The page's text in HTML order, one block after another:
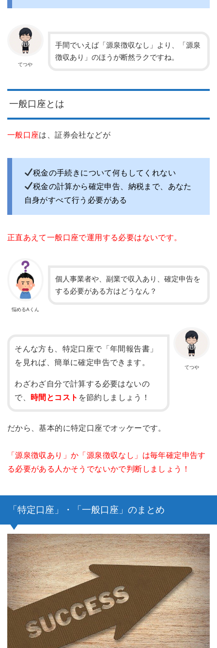
てつや
手間でいえば「源泉徴収なし」より、「源泉
徴収あり」のほうが断然ラクですね。
一般口座とは
一般口座は、証券会社などが
税金の手続きについて何もしてくれない
税金の計算から確定申告、納税まで、あなた
自身がすべて行う必要がある
正直あえて一般口座で運用する必要はないです。
悩めるAくん
個人事業者や、副業で収入あり、確定申告を
する必要がある方はどうなん？
てつや
そんな方も、特定口座で「年間報告書」
を見れば、簡単に確定申告できます。
わざわざ自分で計算する必要はないの
で、
時間とコスト を節約しましょう！
だから、基本的に特定口座でオッケーです。
「源泉徴収あり」か「源泉徴収なし」は毎年確定申告す
る必要がある人かそうでないかで判断しましょう！
「特定口座」・「一般口座」のまとめ